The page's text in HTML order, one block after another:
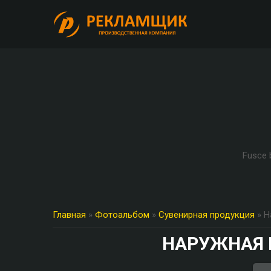
Fusce
Главная » Фотоальбом » Сувенирная продукция »
НАРУЖНАЯ